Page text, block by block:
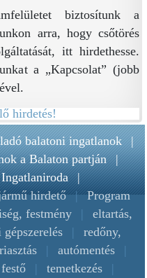
biztosítunk a
arra, hogy csőtörés
itt hirdethesse.
a „Kapcsolat” (jobb
hirdetés!
balatoni ingatlanok |
a Balaton partján |
|
hirdető | Program
festmény |
eltartás,
gépszerelés |
redőny,
| autómentés
|
festő | temetkezés
|